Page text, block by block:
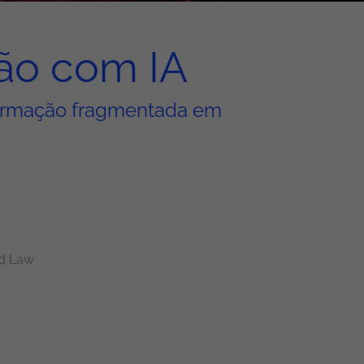
com IA
fragmentada em
Law